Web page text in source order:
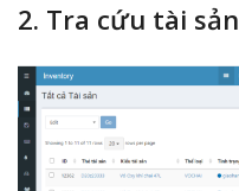
2. Tra cứu tài sản